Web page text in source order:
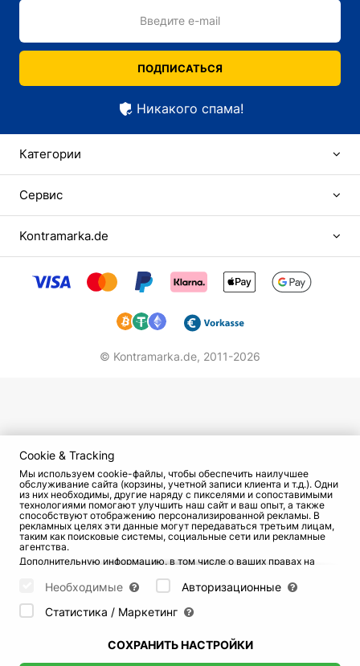
Введите e-mail
ПОДПИСАТЬСЯ
Никакого спама!
Категории
Сервис
Kontramarka.de
© Kontramarka.de, 2011-2026
Cookie & Tracking
Мы используем cookie-файлы, чтобы обеспечить наилучшее
обслуживание сайта (корзины, учетной записи клиента и т.д.). Одни
из них необходимы, другие наряду с пикселями и сопоставимыми
технологиями помогают улучшить наш сайт и ваш опыт, а также
способствуют отображению персонализированной рекламы. В
рекламных целях эти данные могут передаваться третьим лицам,
таким как поисковые системы, социальные сети или рекламные
агентства.
Дополнительную информацию, в том числе о ваших правах на
странице AGB
Пожалуйста, выберите ниже, какие куки могут быть установлены,
и подтвердите это нажатием кнопки "Сохранить настройки", или
примите все куки, нажав кнопку "Разрешить все":
Необходимые
Авторизационные
Статистика / Маркетинг
СОХРАНИТЬ НАСТРОЙКИ